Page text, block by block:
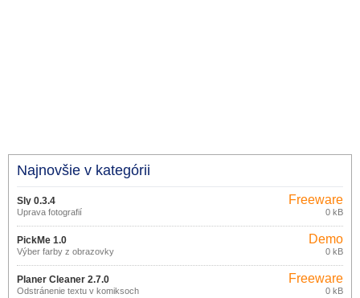
Najnovšie v kategórii
Sly 0.3.4
Úprava fotografií
Freeware
0 kB
PickMe 1.0
Výber farby z obrazovky
Demo
0 kB
Planer Cleaner 2.7.0
Odstránenie textu v komiksoch
Freeware
0 kB